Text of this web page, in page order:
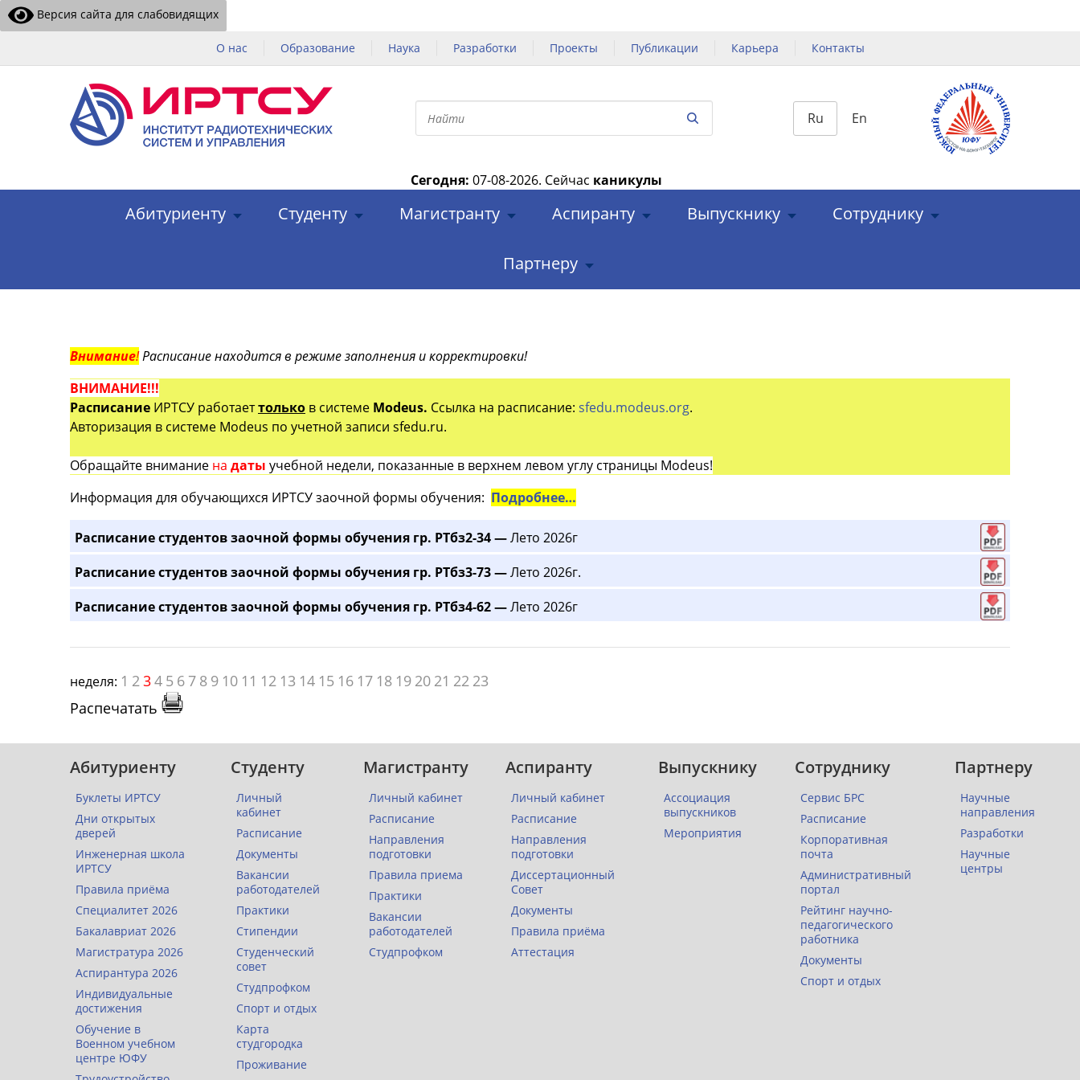
Версия сайта для слабовидящих
О нас Образование Наука Разработки Проекты Публикации Карьера Контакты
Ru En
Сегодня: 07-08-2026. Сейчас каникулы
Абитуриенту Студенту Магистранту Аспиранту Выпускнику Сотруднику
Партнеру
Внимание!Расписание находится в режиме заполнения и корректировки!
ВНИМАНИЕ!!!
Расписание ИРТСУ работаеттолько в системе Modeus. Ссылка на расписание: sfedu.modeus.org.
Авторизация в системе Modeus по учетной записи sfedu.ru.
Обращайте внимание на даты учебной недели, показанные в верхнем левом углу страницы Modeus!
Информация для обучающихся ИРТСУ заочной формы обучения: Подробнее…
Расписание студентов заочной формы обучения гр. РТбз2-34 —Лето 2026г
Расписание студентов заочной формы обучения гр. РТбз3-73 —Лето 2026г.
Расписание студентов заочной формы обучения гр. РТбз4-62 —Лето 2026г
неделя: 1 234 5 6 7 8 9 10 11 12 13 14 15 16 17 18 19 20 21 22 23
Распечатать
Абитуриенту
Буклеты ИРТСУ
Дни открытых
дверей
Инженерная школа
ИРТСУ
Правила приёма
Специалитет 2026
Бакалавриат 2026
Магистратура 2026
Аспирантура 2026
Индивидуальные
достижения
Обучение в
Военном учебном
центре ЮФУ
Студенту
Личный
кабинет
Расписание
Документы
Вакансии
работодателей
Практики
Стипендии
Студенческий
совет
Студпрофком
Спорт и отдых
Карта
студгородка
Проживание
Магистранту
Личный кабинет
Расписание
Направления
подготовки
Правила приема
Практики
Вакансии
работодателей
Студпрофком
Аспиранту
Личный кабинет
Расписание
Направления
подготовки
Диссертационный
Совет
Документы
Правила приёма
Аттестация
Выпускнику
Ассоциация
выпускников
Мероприятия
Сотруднику
Сервис БРС
Расписание
Корпоративная
почта
Административный
портал
Рейтинг научно-
педагогического
работника
Документы
Спорт и отдых
Партнеру
Научные
направления
Разработки
Научные
центры